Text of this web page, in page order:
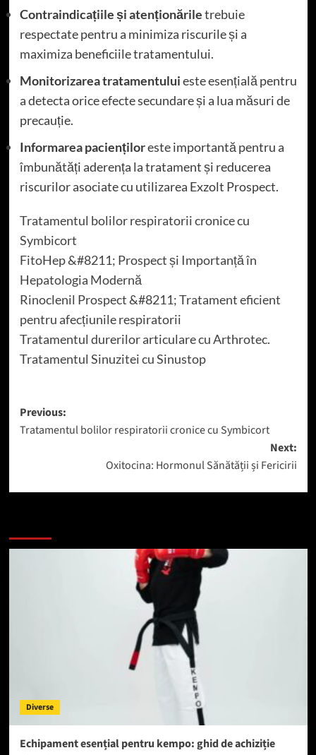
Contraindicațiile și atenționăriletrebuie
respectate pentru a minimiza riscurile și a
maximiza beneficiile tratamentului.
Monitorizarea tratamentuluieste esențială pentru
a detecta orice efecte secundare și a lua măsuri de
precauție.
Informarea paciențiloreste importantă pentru a
îmbunătăți aderența la tratament și reducerea
riscurilor asociate cu utilizarea Exzolt Prospect.
Tratamentul bolilor respiratorii cronice cu
Symbicort
FitoHep &#8211; Prospect și Importanță în
Hepatologia Modernă
Rinoclenil Prospect &#8211; Tratament eficient
pentru afecțiunile respiratorii
Tratamentul durerilor articulare cu Arthrotec.
Tratamentul Sinuzitei cu Sinustop
Post
navigation
Previous:
Tratamentul bolilor respiratorii cronice cu Symbicort
Next:
Oxitocina: Hormonul Sănătății și Fericirii
Diverse
Echipament esențial pentru kempo: ghid de achiziție